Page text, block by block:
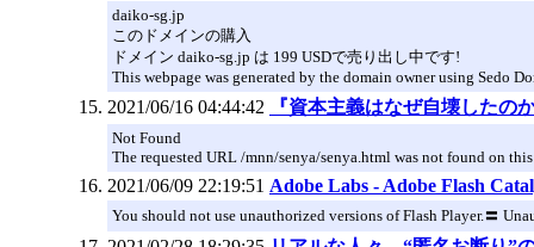
daiko-sg.jp
このドメインの購入
ドメイン daiko-sg.jp は 199 USDで売り出し中です!
This webpage was generated by the domain owner using Sedo
2021/06/16 04:44:42 『資本主義はなぜ自壊したの
Not Found
The requested URL /mnn/senya/senya.html was not found on this
2021/06/09 22:19:51 Adobe Labs - Adobe Flash
You should not use unauthorized versions of Flash Player.〓